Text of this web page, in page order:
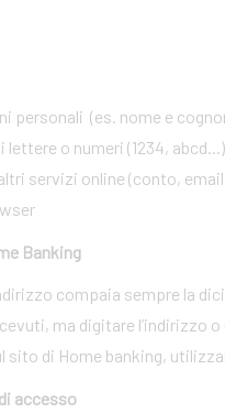
personali (es. nome e
o numeri (1234, abcd...)
servizi online (conto,
Banking
compaia sempre la
ma digitare l’indirizzo
sito di Home banking,
accesso